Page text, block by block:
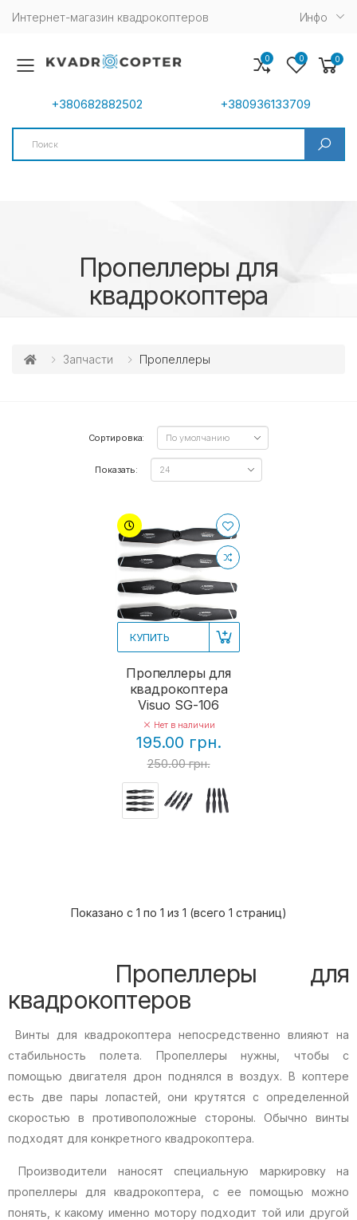
Интернет-магазин квадрокоптеров Инфо
Toggle mobile menu
+380682882502 +380936133709
Search
0 0 0
Пропеллеры для
квадрокоптера
Запчасти Пропеллеры
Сортировка:
Показать:
КУПИТЬ
Пропеллеры для
квадрокоптера
Visuo SG-106
Нет в наличии
195.00 грн.
250.00 грн.
Показано с 1 по 1 из 1 (всего 1 страниц)
Пропеллеры для
квадрокоптеров
Винты для квадрокоптера непосредственно влияют на
стабильность полета. Пропеллеры нужны, чтобы с
помощью двигателя дрон поднялся в воздух. В коптере
есть две пары лопастей, они крутятся с определенной
скоростью в противоположные стороны. Обычно винты
подходят для конкретного квадрокоптера.
Производители наносят специальную маркировку на
пропеллеры для квадрокоптера, с ее помощью можно
понять, к какому именно мотору подходит той или другой